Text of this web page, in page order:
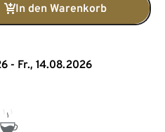
In den Warenkorb
- Fr., 14.08.2026